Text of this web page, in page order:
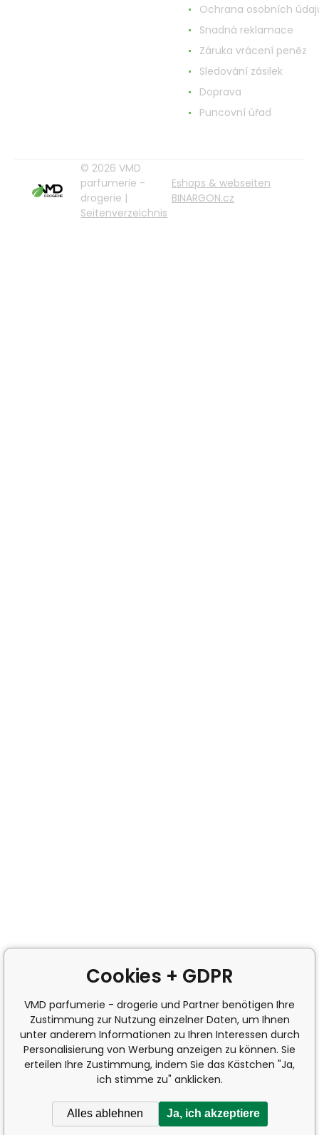
Ochrana osobních
Snadná reklamace
Záruka vrácení peněz
Sledování zásilek
Doprava
Puncovní úřad
© 2026 VMD
parfumerie -
drogerie |
Seitenverzeichnis
Eshops & webseiten
BINARGON.cz
Cookies + GDPR
VMD parfumerie - drogerie und Partner benötigen Ihre
Zustimmung zur Nutzung einzelner Daten, um Ihnen
unter anderem Informationen zu Ihren Interessen durch
Personalisierung von Werbung anzeigen zu können. Sie
erteilen Ihre Zustimmung, indem Sie das Kästchen "Ja,
ich stimme zu" anklicken.
Alles ablehnen Ja, ich akzeptiere